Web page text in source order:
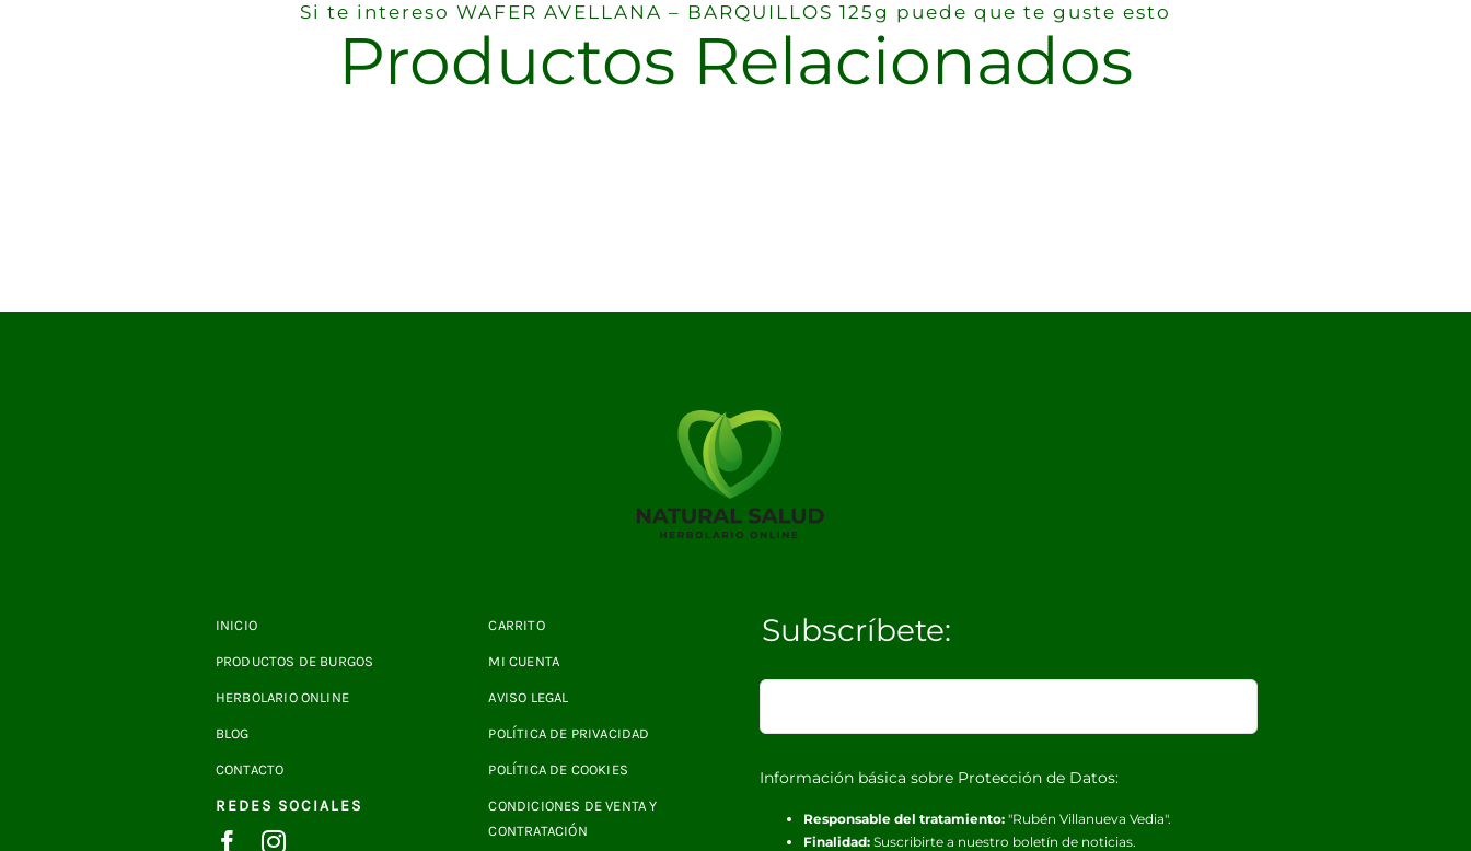
Si te intereso WAFER AVELLANA – BARQUILLOS 125g puede que te guste esto
Productos Relacionados
INICIO
PRODUCTOS DE BURGOS
HERBOLARIO ONLINE
BLOG
CONTACTO
REDES SOCIALES
CARRITO
MI CUENTA
AVISO LEGAL
POLÍTICA DE PRIVACIDAD
POLÍTICA DE COOKIES
CONDICIONES DE VENTA Y
CONTRATACIÓN
Subscríbete:
Información básica sobre Protección de Datos:
Responsable del tratamiento: "Rubén Villanueva Vedia".
Finalidad: Suscribirte a nuestro boletín de noticias.